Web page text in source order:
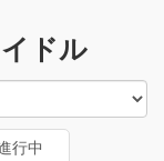
ドル
行中